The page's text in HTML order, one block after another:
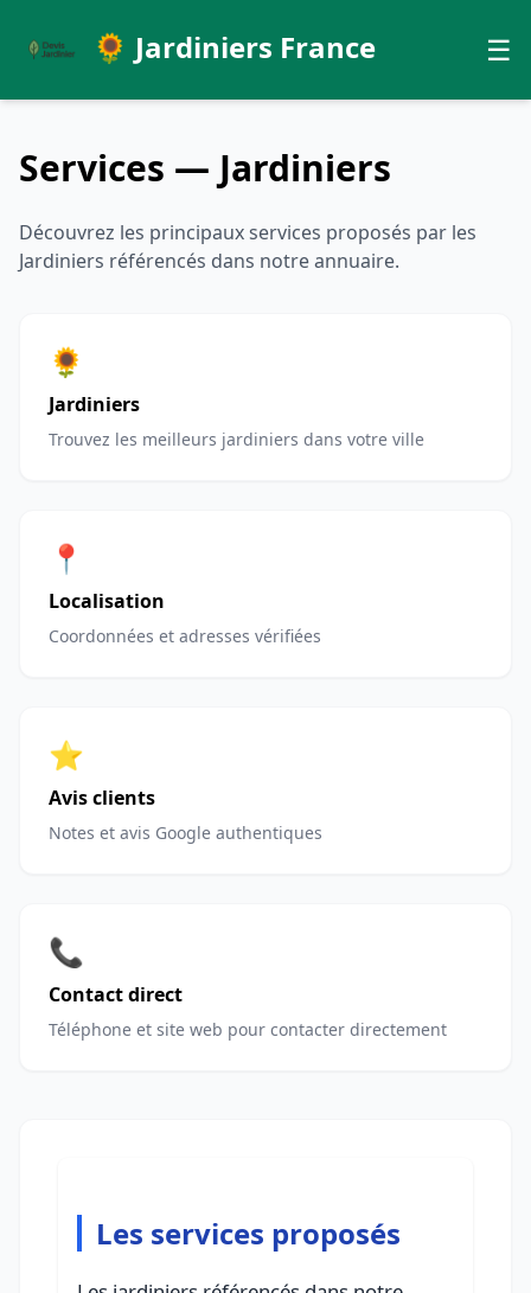
🌻 Jardiniers France ☰
Services — Jardiniers
Découvrez les principaux services proposés par les
Jardiniers référencés dans notre annuaire.
🌻
Jardiniers
Trouvez les meilleurs jardiniers dans votre ville
📍
Localisation
Coordonnées et adresses vérifiées
⭐
Avis clients
Notes et avis Google authentiques
📞
Contact direct
Téléphone et site web pour contacter directement
Les services proposés